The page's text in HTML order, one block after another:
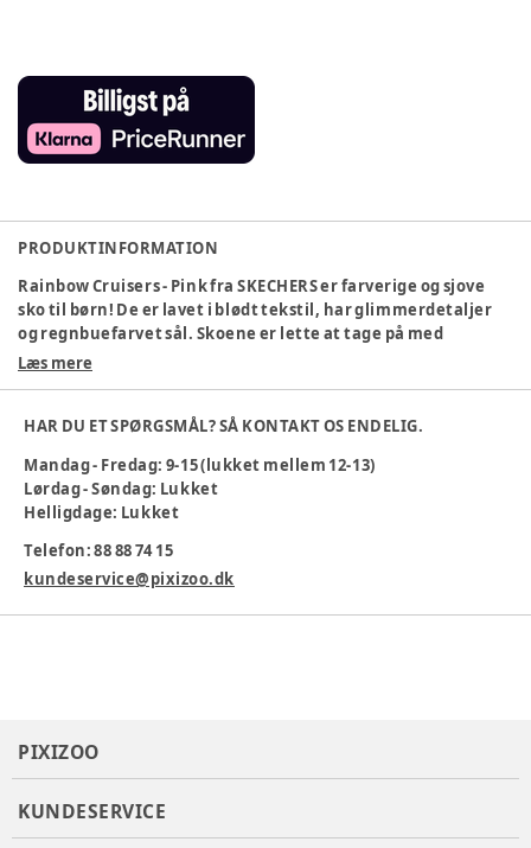
PRODUKTINFORMATION
Rainbow Cruisers - Pink fra SKECHERS er farverige og sjove
sko til børn! De er lavet i blødt tekstil, har glimmerdetaljer
og regnbuefarvet sål. Skoene er lette at tage på med
praktisk velcro og elastiksnøre. Perfekte til leg og
Regnbuefarvet sål
Sjove glimmerdetaljer
Pasform: Normal
Gør hverdagen ekstra magisk med Rainbow Cruisers!
Indvendigt mål:
Størrelse 29: 18,5 cm
Læs mere
HAR DU ET SPØRGSMÅL? SÅ KONTAKT OS ENDELIG.
Mandag - Fredag: 9-15 (lukket mellem 12-13)
Lørdag - Søndag: Lukket
Helligdage: Lukket
Telefon: 88 88 74 15
kundeservice@pixizoo.dk
PIXIZOO
KUNDESERVICE